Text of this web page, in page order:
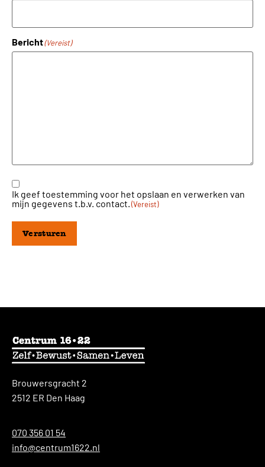
Bericht(Vereist)
Instemming
Ik geef toestemming voor het opslaan en verwerken van
mijn gegevens t.b.v. contact.(Vereist)
Versturen
Brouwersgracht 2
2512 ER Den Haag
070 356 01 54
info@centrum1622.nl